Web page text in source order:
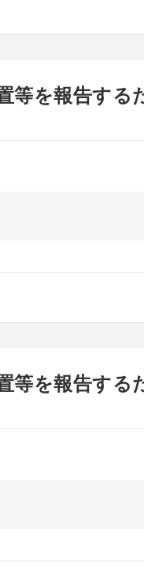
等を報告する
等を報告する